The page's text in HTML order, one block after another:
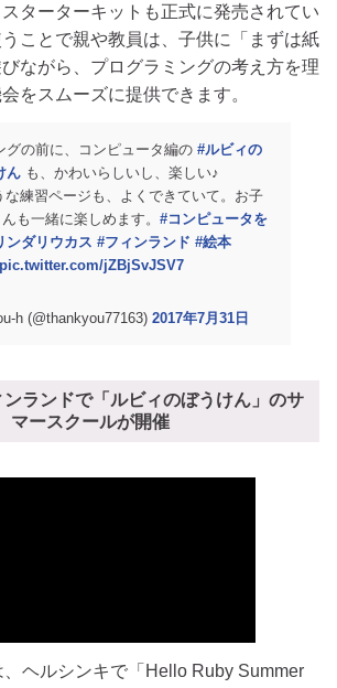
ターターキットも正式に発売されてい
ことで親や教員は、子供に「まずは紙
ながら、プログラミングの考え方を理
をスムーズに提供できます。
グの前に、コンピュータ編の #ルビィの
ん も、かわいらしいし、楽しい♪
な練習ページも、よくできていて。お子
も一緒に楽しめます。 #コンピュータを
ンダリウカス #フィンランド #絵本
pic.twitter.com/jZBjSvJSV7
h (@thankyou77163) 2017年7月31日
ランドで「ルビィのぼうけん」のサ
マースクールが開催
ヘルシンキで「Hello Ruby Summer